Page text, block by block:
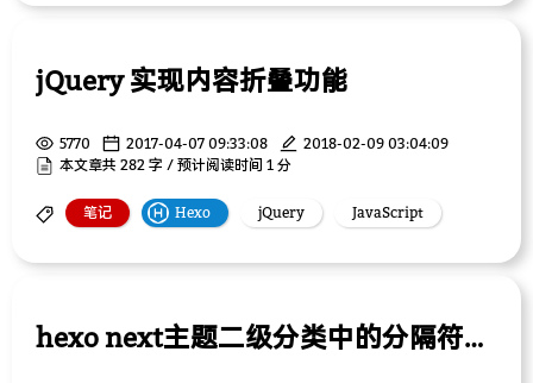
jQuery 实现内容折叠功能
5770 2017-04-07 09:33:08
2018-02-09 03:04:09
本文章共 282 字 / 预计阅读时间 1 分
笔记 Hexo jQuery JavaScript
hexo next主题二级分类中的分隔符如何设置成下图这样的格式？